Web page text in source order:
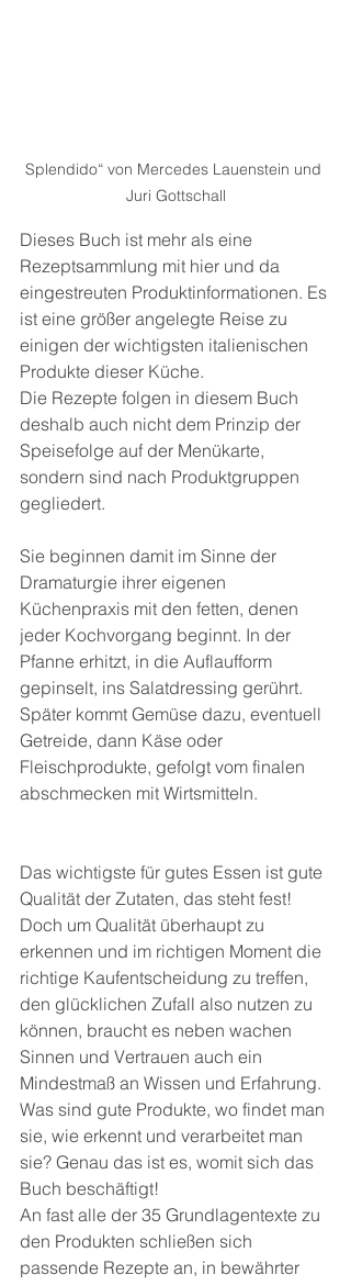
Splendido“ von Mercedes Lauenstein und
Juri Gottschall
Dieses Buch ist mehr als eine
Rezeptsammlung mit hier und da
eingestreuten Produktinformationen. Es
ist eine größer angelegte Reise zu
einigen der wichtigsten italienischen
Produkte dieser Küche.
Die Rezepte folgen in diesem Buch
deshalb auch nicht dem Prinzip der
Speisefolge auf der Menükarte,
sondern sind nach Produktgruppen
gegliedert.
Sie beginnen damit im Sinne der
Dramaturgie ihrer eigenen
Küchenpraxis mit den fetten, denen
jeder Kochvorgang beginnt. In der
Pfanne erhitzt, in die Auflaufform
gepinselt, ins Salatdressing gerührt.
Später kommt Gemüse dazu, eventuell
Getreide, dann Käse oder
Fleischprodukte, gefolgt vom finalen
abschmecken mit Wirtsmitteln.
Das wichtigste für gutes Essen ist gute
Qualität der Zutaten, das steht fest!
Doch um Qualität überhaupt zu
erkennen und im richtigen Moment die
richtige Kaufentscheidung zu treffen,
den glücklichen Zufall also nutzen zu
können, braucht es neben wachen
Sinnen und Vertrauen auch ein
Mindestmaß an Wissen und Erfahrung.
Was sind gute Produkte, wo findet man
sie, wie erkennt und verarbeitet man
sie? Genau das ist es, womit sich das
Buch beschäftigt!
An fast alle der 35 Grundlagentexte zu
den Produkten schließen sich
passende Rezepte an, in bewährter